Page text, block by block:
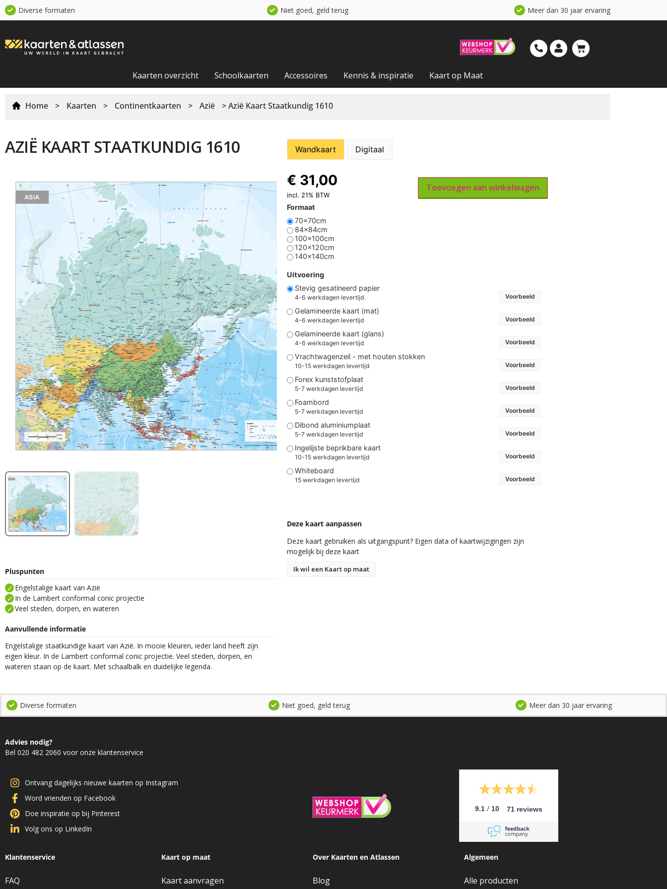
Diverse formaten Niet goed, geld terug Meer dan 30 jaar ervaring
Kaarten overzicht Schoolkaarten Accessoires Kennis & inspiratie Kaart op Maat
Home > Kaarten > Continentkaarten > Azië > Azië Kaart Staatkundig 1610
AZIË KAART STAATKUNDIG 1610
Pluspunten
Engelstalige kaart van Azië
In de Lambert conformal conic projectie
Veel steden, dorpen, en wateren
Aanvullende informatie
Engelstalige staatkundige kaart van Azië. In mooie kleuren, ieder land heeft zijn
eigen kleur. In de Lambert conformal conic projectie. Veel steden, dorpen, en
wateren staan op de kaart. Met schaalbalk en duidelijke legenda.
Wandkaart Digitaal
Formaat
70x70cm
84x84cm
100x100cm
120x120cm
140x140cm
Uitvoering
Stevig gesatineerd papier
4-6 werkdagen levertijd. Voorbeeld
Gelamineerde kaart (mat)
4-6 werkdagen levertijd Voorbeeld
Gelamineerde kaart (glans)
4-6 werkdagen levertijd Voorbeeld
Vrachtwagenzeil - met houten stokken
10-15 werkdagen levertijd Voorbeeld
Forex kunststofplaat
5-7 werkdagen levertijd Voorbeeld
Foambord
5-7 werkdagen levertijd Voorbeeld
Dibond aluminiumplaat
5-7 werkdagen levertijd Voorbeeld
Ingelijste beprikbare kaart
10-15 werkdagen levertijd Voorbeeld
Whiteboard
15 werkdagen levertijd Voorbeeld
€ 31,00
incl. 21% BTW
Toevoegen aan winkelwagen
Deze kaart aanpassen
Deze kaart gebruiken als uitgangspunt? Eigen data of kaartwijzigingen zijn
mogelijk bij deze kaart
Ik wil een Kaart op maat
Diverse formaten Niet goed, geld terug Meer dan 30 jaar ervaring
Advies nodig?
Bel 020 482 2060 voor onze klantenservice
Ontvang dagelijks nieuwe kaarten op Instagram
Word vrienden op Facebook
Doe inspiratie op bij Pinterest
Volg ons op LinkedIn
9.1 / 10 71 reviews
Klantenservice
FAQ
Kaart op maat
Kaart aanvragen
Over Kaarten en Atlassen
Blog
Algemeen
Alle producten